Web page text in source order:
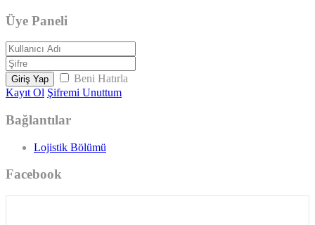
Üye Paneli
Giriş Yap
Beni Hatırla
Kayıt Ol Şifremi Unuttum
Bağlantılar
Lojistik Bölümü
Facebook